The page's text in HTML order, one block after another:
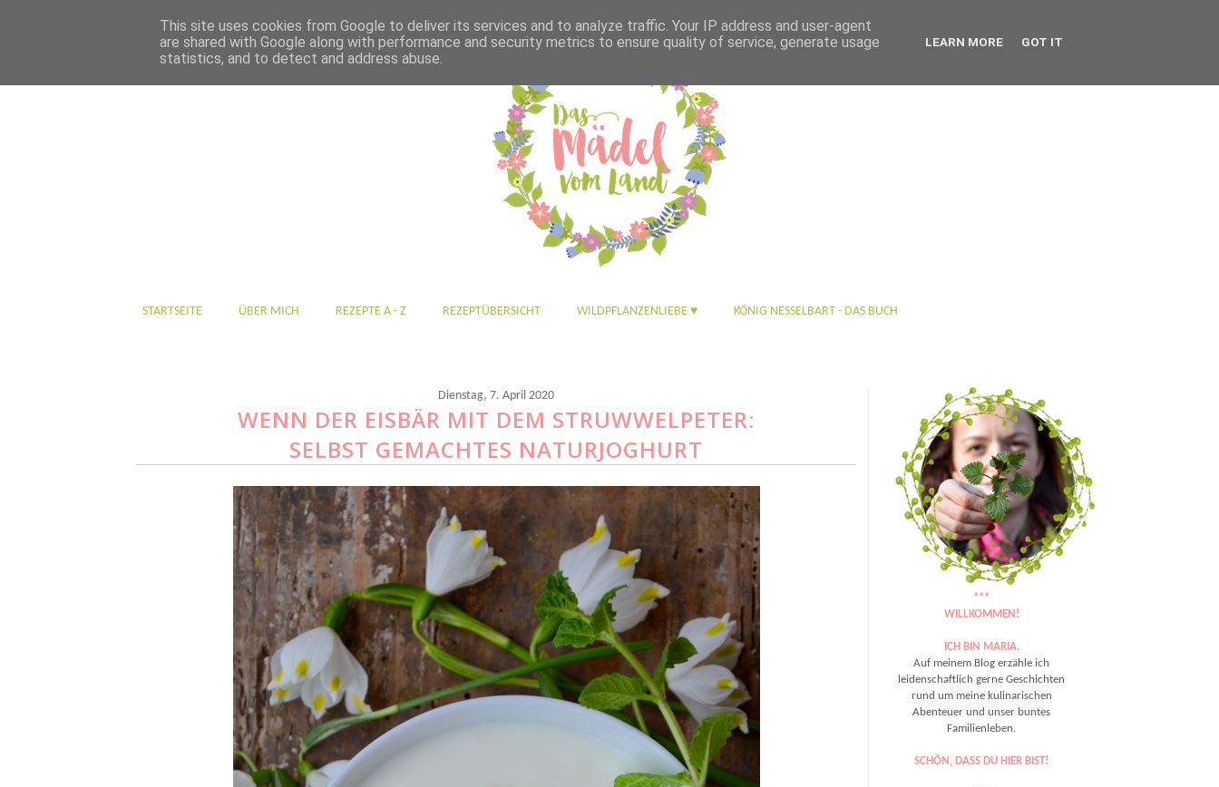
STARTSEITE ÜBER MICH REZEPTE A - Z REZEPTÜBERSICHT WILDPFLANZENLIEBE ♥ KÖNIG NESSELBART - DAS BUCH
Dienstag, 7. April 2020
WENN DER EISBÄR MIT DEM STRUWWELPETER:
SELBST GEMACHTES NATURJOGHURT
***
WILLKOMMEN!
ICH BIN MARIA.
Auf meinem Blog erzähle ich
leidenschaftlich gerne Geschichten
rund um meine kulinarischen
Abenteuer und unser buntes
Familienleben.
SCHÖN, DASS DU HIER BIST!
This site uses cookies from Google to deliver its services and to analyze traffic. Your IP address and user-agent
are shared with Google along with performance and security metrics to ensure quality of service, generate usage
statistics, and to detect and address abuse.
LEARN MORE GOT IT